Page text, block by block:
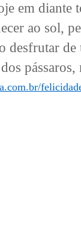
em diante
ao sol,
desfrutar